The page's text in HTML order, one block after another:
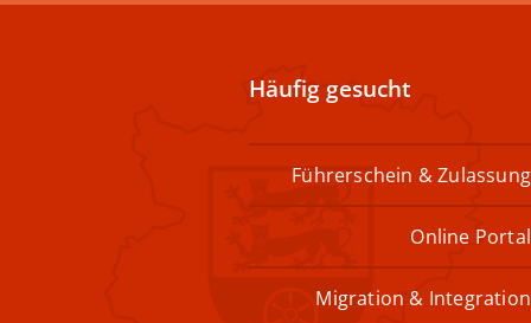
Häufig gesucht
Führerschein & Zulassung
Online Portal
Migration & Integration